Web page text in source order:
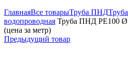
ГлавнаяВсе товарыТруба ПНД
водопроводная Труба ПНД РЕ100
(цена за метр)
Предыдущий товар